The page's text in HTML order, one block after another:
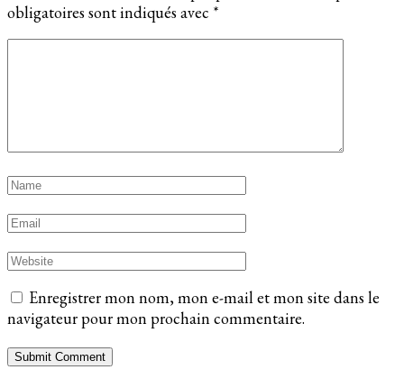
obligatoires sont indiqués avec *
Enregistrer mon nom, mon e-mail et mon site dans le
navigateur pour mon prochain commentaire.